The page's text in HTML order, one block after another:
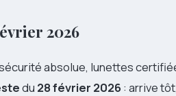
2026
absolue, lunettes
du 28 février 2026 : arrive